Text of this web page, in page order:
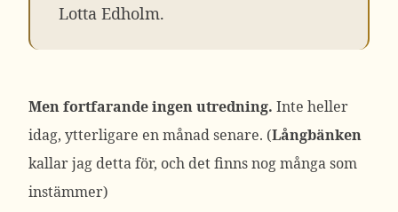
Lotta Edholm.
Men fortfarande ingen utredning. Inte heller
idag, ytterligare en månad senare. (Långbänken
kallar jag detta för, och det finns nog många som
instämmer)